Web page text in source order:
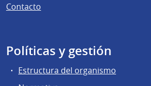
Contacto
Políticas y gestión
Estructura del organismo